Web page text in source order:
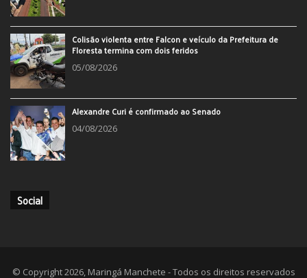
Colisão violenta entre Falcon e veículo da Prefeitura de
Floresta termina com dois feridos
05/08/2026
Alexandre Curi é confirmado ao Senado
04/08/2026
Social
© Copyright 2026, Maringá Manchete - Todos os direitos reservados